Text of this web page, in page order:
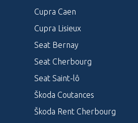
Cupra Caen
Cupra Lisieux
Seat Bernay
Seat Cherbourg
Seat Saint-lô
Škoda Coutances
Škoda Rent Cherbourg